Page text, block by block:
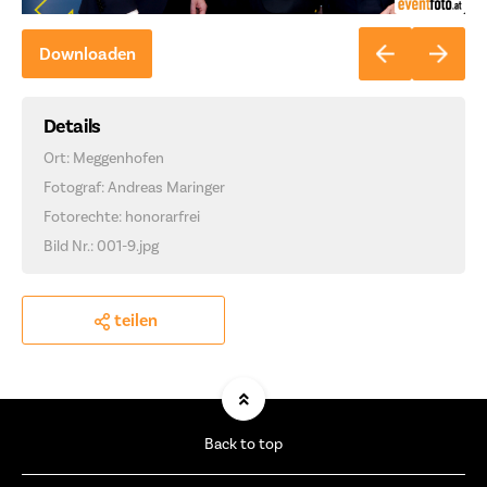
Downloaden
Details
Ort: Meggenhofen
Fotograf: Andreas Maringer
Fotorechte: honorarfrei
Bild Nr.: 001-9.jpg
teilen
Back to top